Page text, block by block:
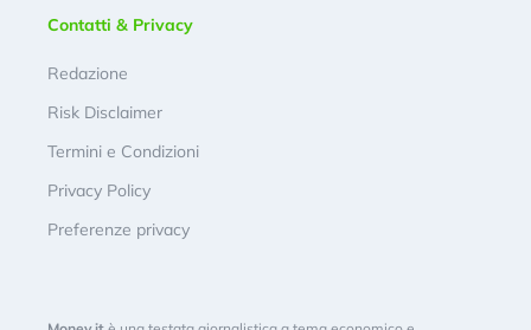
Contatti & Privacy
Redazione
Risk Disclaimer
Termini e Condizioni
Privacy Policy
Preferenze privacy